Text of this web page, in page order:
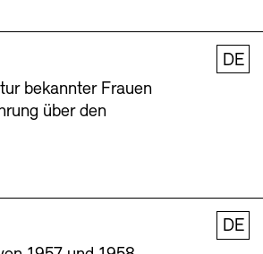
bekannter Frauen
über den
DE
DE